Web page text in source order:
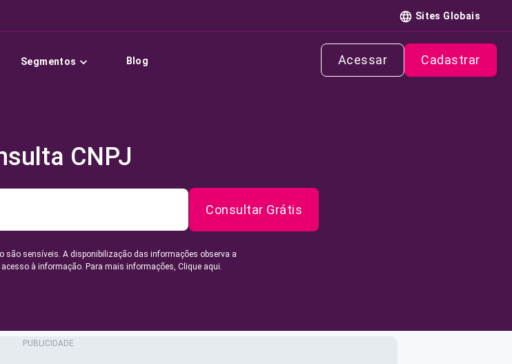
Sites Globais
Segmentos Blog Acessar Cadastrar
CNPJ
Consultar Grátis
são sensíveis. A disponibilização das informações observa a
à informação. Para mais informações, Clique aqui.